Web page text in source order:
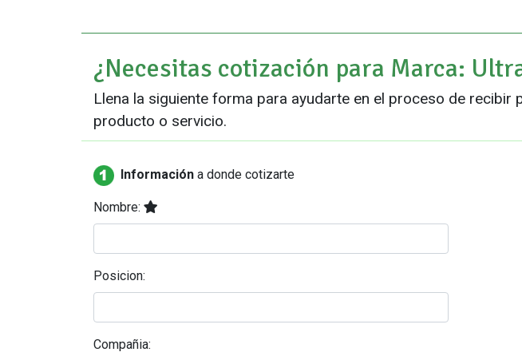
¿Necesitas cotización para Marca:
Llena la siguiente forma para ayudarte en el proceso de
producto o servicio.
Información a donde cotizarte
Nombre:
Posicion:
Compañia: